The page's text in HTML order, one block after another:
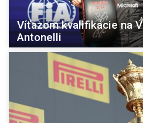
Víťazom kvalifikácie na
Antonelli